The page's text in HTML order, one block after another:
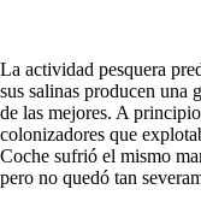
La actividad pesquera
sus salinas producen una
de las mejores. A
colonizadores que
Coche sufrió el mismo
pero no quedó tan